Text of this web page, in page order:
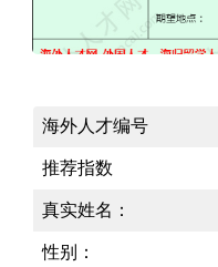
海外人才编号
推荐指数
真实姓名：
性别：